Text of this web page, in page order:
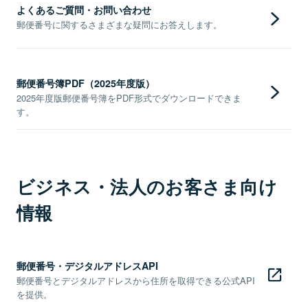
よくあるご質問・お問い合わせ
郵便番号に関するさまざまな疑問にお答えします。
郵便番号簿PDF（2025年度版）
2025年度版郵便番号簿をPDF形式でダウンロードできま
す。
ビジネス・法人のお客さま向け
情報
郵便番号・デジタルアドレスAPI
郵便番号とデジタルアドレスから住所を取得できる公式API
を提供。